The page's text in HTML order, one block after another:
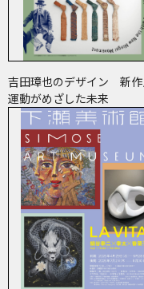
吉田璋也のデザイン 新
運動がめざした未来